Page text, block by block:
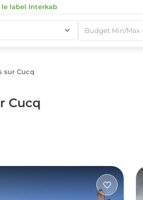
le label Interkab
Budget Min/Max
sur Cucq
Cucq